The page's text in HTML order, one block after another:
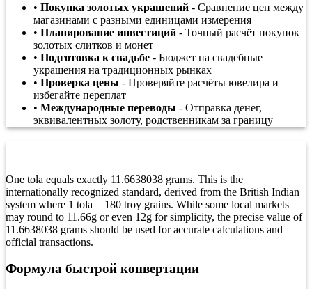
• Покупка золотых украшений - Сравнение цен между
магазинами с разными единицами измерения
• Планирование инвестиций - Точный расчёт покупок
золотых слитков и монет
• Подготовка к свадьбе - Бюджет на свадебные
украшения на традиционных рынках
• Проверка цены - Проверяйте расчёты ювелира и
избегайте переплат
• Международные переводы - Отправка денег,
эквивалентных золоту, родственникам за границу
One tola equals exactly 11.6638038 grams. This is the
internationally recognized standard, derived from the British Indian
system where 1 tola = 180 troy grains. While some local markets
may round to 11.66g or even 12g for simplicity, the precise value of
11.6638038 grams should be used for accurate calculations and
official transactions.
Формула быстрой конвертации